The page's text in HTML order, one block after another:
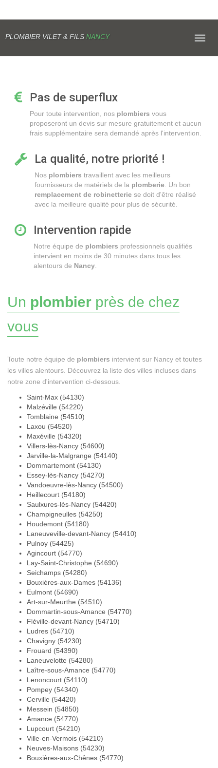
PLOMBIER VILET & FILSNANCY
Pas de superflux
Pour toute intervention, nos plombiers vous
proposeront un devis sur mesure gratuitement et aucun
frais supplémentaire sera demandé après l'intervention.
La qualité, notre priorité !
Nos plombiers travaillent avec les meilleurs
fournisseurs de matériels de la plomberie . Un bon
remplacement de robinetterie se doit d'être réalisé
avec la meilleure qualité pour plus de sécurité.
Intervention rapide
Notre équipe de plombiers professionnels qualifiés
intervient en moins de 30 minutes dans tous les
alentours de Nancy
Un plombier près de chez
vous
Toute notre équipe de plombiers intervient sur Nancy et toutes
les villes alentours. Découvrez la liste des villes incluses dans
notre zone d'intervention ci-dessous.
Saint-Max (54130)
Malzéville (54220)
Tomblaine (54510)
Laxou (54520)
Maxéville (54320)
Villers-lès-Nancy (54600)
Jarville-la-Malgrange (54140)
Dommartemont (54130)
Essey-lès-Nancy (54270)
Vandoeuvre-lès-Nancy (54500)
Heillecourt (54180)
Saulxures-lès-Nancy (54420)
Champigneulles (54250)
Houdemont (54180)
Laneuveville-devant-Nancy (54410)
Pulnoy (54425)
Agincourt (54770)
Lay-Saint-Christophe (54690)
Seichamps (54280)
Bouxières-aux-Dames (54136)
Eulmont (54690)
Art-sur-Meurthe (54510)
Dommartin-sous-Amance (54770)
Fléville-devant-Nancy (54710)
Ludres (54710)
Chavigny (54230)
Frouard (54390)
Laneuvelotte (54280)
Laître-sous-Amance (54770)
Lenoncourt (54110)
Pompey (54340)
Cerville (54420)
Messein (54850)
Amance (54770)
Lupcourt (54210)
Ville-en-Vermois (54210)
Neuves-Maisons (54230)
Bouxières-aux-Chênes (54770)